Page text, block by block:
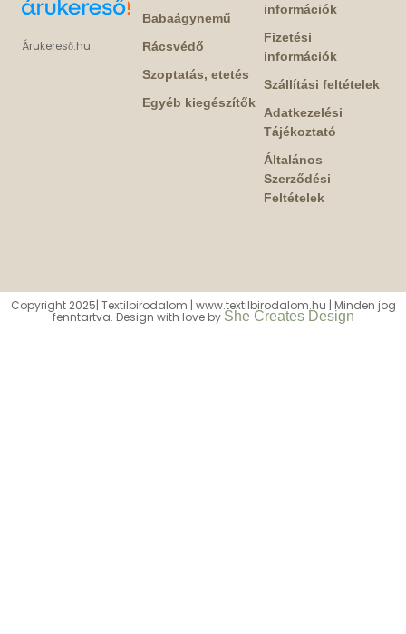
Árukereső.hu
Babaágynemű
Rácsvédő
Szoptatás, etetés
Egyéb kiegészítők
információk
Fizetési
információk
Szállítási feltételek
Adatkezelési
Tájékoztató
Általános
Szerződési
Feltételek
Copyright 2025| Textilbirodalom | www.textilbirodalom.hu | Minden jog
fenntartva. Design with love by She Creates Design